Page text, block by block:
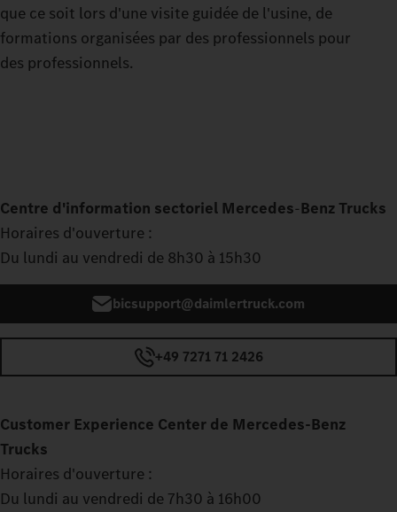
que ce soit lors d'une visite guidée de l'usine, de
formations organisées par des professionnels pour
des professionnels.
Centre d'information sectoriel Mercedes‑Benz Trucks
Horaires d'ouverture :
Du lundi au vendredi de 8h30 à 15h30
bicsupport@daimlertruck.com
+49 7271 71 2426
Customer Experience Center de Mercedes‑Benz
Trucks
Horaires d'ouverture :
Du lundi au vendredi de 7h30 à 16h00